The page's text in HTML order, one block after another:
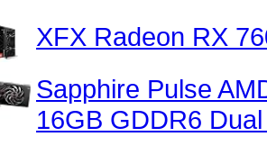
XFX Radeon RX
Sapphire Pulse
16GB GDDR6